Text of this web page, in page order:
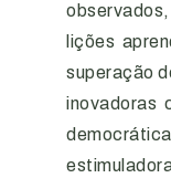
lições
superação
inovadoras